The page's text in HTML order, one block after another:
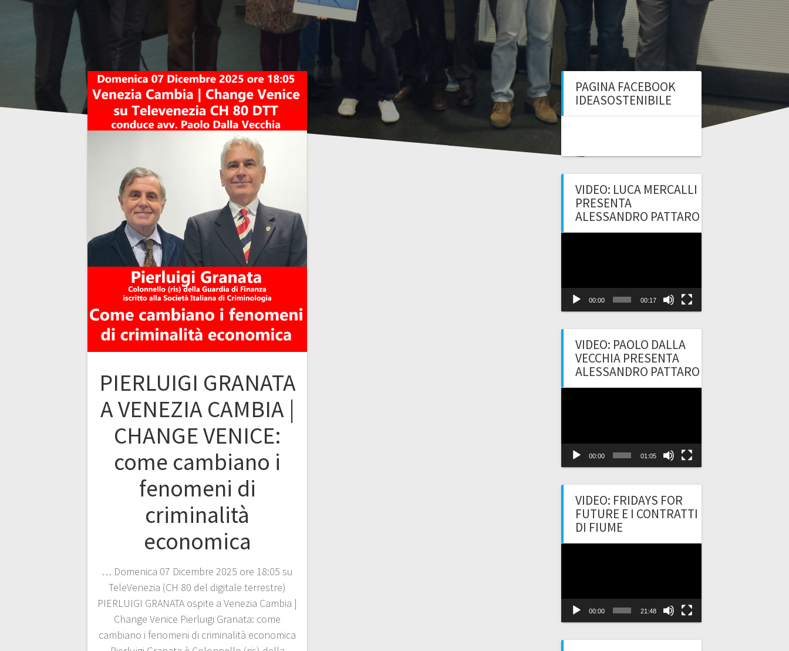
PIERLUIGI GRANATA
A VENEZIA CAMBIA |
CHANGE VENICE:
come cambiano i
fenomeni di
criminalità
economica
… Domenica 07 Dicembre 2025 ore 18:05 su
TeleVenezia (CH 80 del digitale terrestre)
PIERLUIGI GRANATA ospite a Venezia Cambia |
Change Venice Pierluigi Granata: come
cambiano i fenomeni di criminalità economica
PAGINA FACEBOOK
IDEASOSTENIBILE
VIDEO: LUCA MERCALLI
PRESENTA
ALESSANDRO PATTARO
00:00 00:17
VIDEO: PAOLO DALLA
VECCHIA PRESENTA
ALESSANDRO PATTARO
00:00 01:05
VIDEO: FRIDAYS FOR
FUTURE E I CONTRATTI
DI FIUME
00:00 21:48